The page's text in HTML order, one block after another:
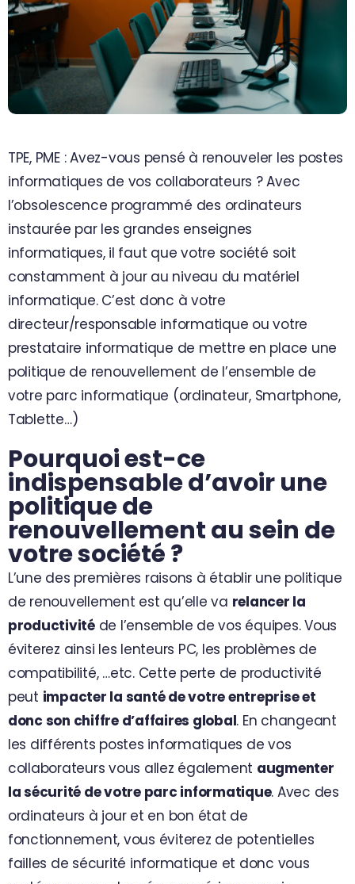
Contactez-nous
TPE, PME : Avez-vous pensé à renouveler les postes
informatiques de vos collaborateurs ? Avec
l’obsolescence programmé des ordinateurs
instaurée par les grandes enseignes
informatiques, il faut que votre société soit
constamment à jour au niveau du matériel
informatique. C’est donc à votre
directeur/responsable informatique ou votre
prestataire informatique de mettre en place une
politique de renouvellement de l’ensemble de
votre parc informatique (ordinateur, Smartphone,
Tablette…)
Pourquoi est-ce
indispensable d’avoir une
politique de
renouvellement au sein de
votre société ?
L’une des premières raisons à établir une politique
de renouvellement est qu’elle va relancer la
productivitéde l’ensemble de vos équipes. Vous
éviterez ainsi les lenteurs PC, les problèmes de
compatibilité, …etc. Cette perte de productivité
peut impacter la santé de votre entreprise et
donc son chiffre d’affaires global. En changeant
les différents postes informatiques de vos
collaborateurs vous allez également augmenter
la sécurité de votre parc informatique. Avec des
ordinateurs à jour et en bon état de
fonctionnement, vous éviterez de potentielles
failles de sécurité informatique et donc vous